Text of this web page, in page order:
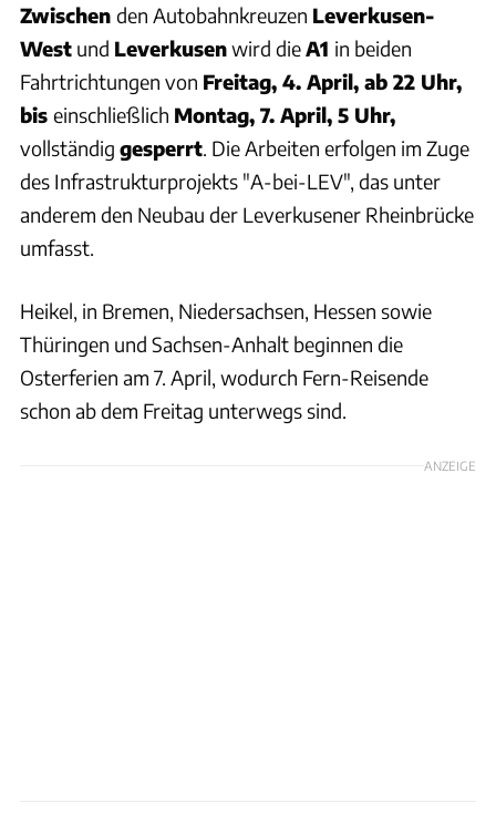
Zwischen den Autobahnkreuzen Leverkusen-
West und Leverkusenwird dieA1 in beiden
Fahrtrichtungen von Freitag, 4. April, ab 22 Uhr,
bis einschließlich Montag, 7. April, 5 Uhr,
vollständig gesperrt. Die Arbeiten erfolgen im Zuge
des Infrastrukturprojekts "A-bei-LEV", das unter
anderem den Neubau der Leverkusener Rheinbrücke
umfasst.
Heikel, in Bremen, Niedersachsen, Hessen sowie
Thüringen und Sachsen-Anhalt beginnen die
Osterferien am 7. April, wodurch Fern-Reisende
schon ab dem Freitag unterwegs sind.
ANZEIGE